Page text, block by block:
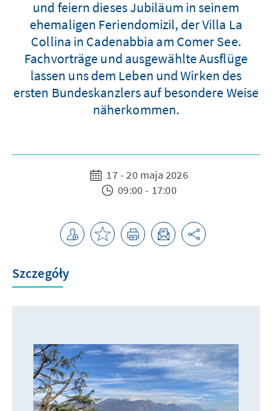
und feiern dieses Jubiläum in seinem
ehemaligen Feriendomizil, der Villa La
Collina in Cadenabbia am Comer See.
Fachvorträge und ausgewählte Ausflüge
lassen uns dem Leben und Wirken des
ersten Bundeskanzlers auf besondere Weise
näherkommen.
17 - 20 maja 2026
09:00 - 17:00
Szczegóły